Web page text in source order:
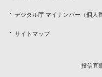
デジタル庁 マイナンバー（個人
サイトマップ
投信直